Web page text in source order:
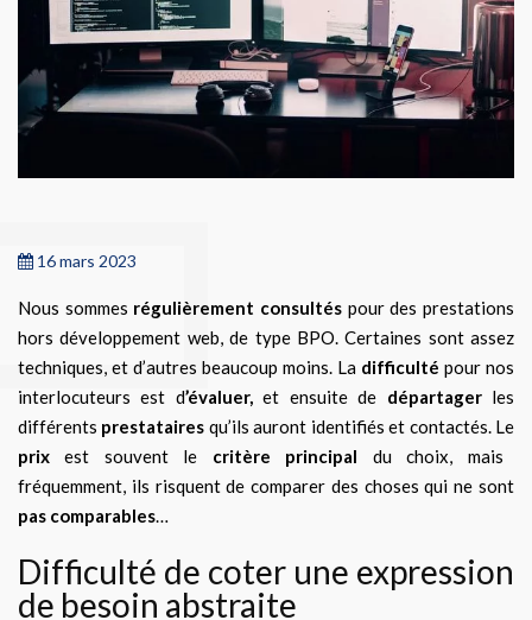
16 mars 2023
Nous sommes régulièrement consultés pour des prestations
hors développement web, de type BPO. Certaines sont assez
techniques, et d’autres beaucoup moins. La difficulté pour nos
interlocuteurs est d’évaluer,et ensuite de départagerles
différents prestataires qu’ils auront identifiés et contactés. Le
prixest souvent le critère principal du choix, mais
fréquemment, ils risquent de comparer des choses qui ne sont
pas comparables…
Difficulté de coter une expression
de besoin abstraite